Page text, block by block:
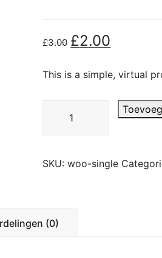
£3.00 Oorspronkelijke
£3.00.
£2.00
£2.00.
This is a simple, virtual
SKU:woo-single
(0)